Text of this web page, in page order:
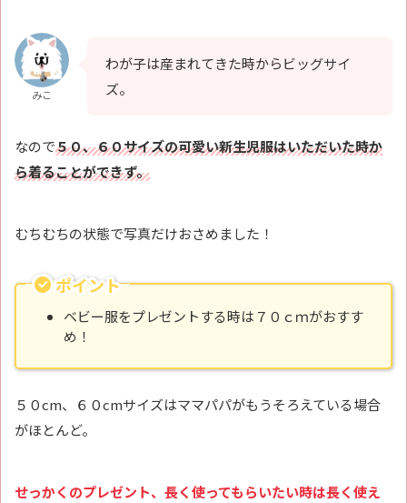
みこ
わが子は産まれてきた時からビッグサイ
ズ。
なので５０、６０サイズの可愛い新生児服はいただいた時か
ら着ることができず。
むちむちの状態で写真だけおさめました！
ポイント
ベビー服をプレゼントする時は７０ｃｍがおすす
め！
５０cm、６０cmサイズはママパパがもうそろえている場合
がほとんど。
せっかくのプレゼント、長く使ってもらいたい時は長く使え